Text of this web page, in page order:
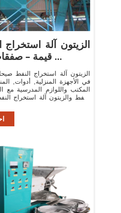
الزيتون آلة
قيمة – صفقات رائعة على ...
في الأجهزة المنزلية, أدوات,
المكتب واللوازم المدرسية مع
النفط والزيتون آلة استخراج